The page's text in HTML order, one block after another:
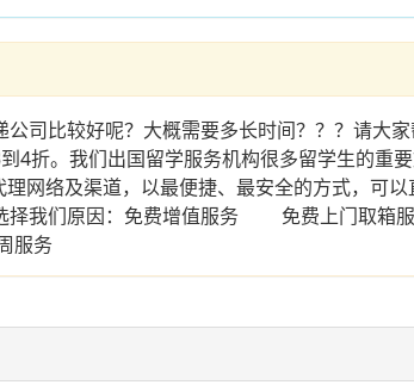
司比较好呢？大概需要多长时间？？？请
4折。我们出国留学服务机构很多留学生的重
及渠道，以最便捷、最安全的方式，可以
选择我们原因：免费增值服务 免费上门
服务